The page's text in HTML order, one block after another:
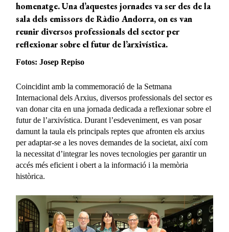
homenatge. Una d’aquestes jornades va ser des de la
sala dels emissors de Ràdio Andorra, on es van
reunir diversos professionals del sector per
reflexionar sobre el futur de l’arxivística.
Fotos: Josep Repiso
Coincidint amb la commemoració de la Setmana
Internacional dels Arxius, diversos professionals del sector es
van donar cita en una jornada dedicada a reflexionar sobre el
futur de l’arxivística. Durant l’esdeveniment, es van posar
damunt la taula els principals reptes que afronten els arxius
per adaptar-se a les noves demandes de la societat, així com
la necessitat d’integrar les noves tecnologies per garantir un
accés més eficient i obert a la informació i la memòria
històrica.